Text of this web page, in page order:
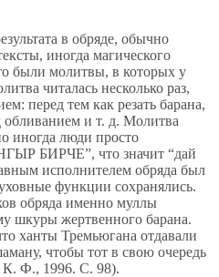
в обряде, обычно
иногда магического
были молитвы, в которых у
читалась несколько раз,
перед тем как резать барана,
обливанием и т. д. Молитва
иногда люди просто
БИРЧЕ”, что значит “дай
исполнителем обряда был
функции сохранялись.
обряда именно муллы
шкуры жертвенного барана.
ханты Тремьюгана отдавали
чтобы тот в свою очередь
К. Ф., 1996. С. 98).